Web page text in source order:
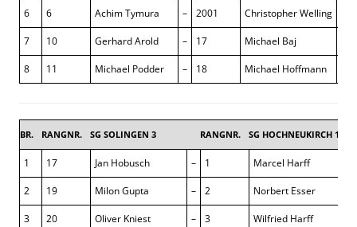
6 6 Achim Tymura – 2001 Christopher Welling
7 10 Gerhard Arold – 17 Michael Baj
8 11 Michael Podder – 18 Michael Hoffmann
BR. RANGNR. SG SOLINGEN 3 RANGNR. SG HOCHNEUKIRCH 1
1 17 Jan Hobusch – 1 Marcel Harff
2 19 Milon Gupta – 2 Norbert Esser
3 20 Oliver Kniest – 3 Wilfried Harff